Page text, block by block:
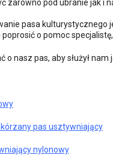
zarówno pod ubranie jak i
pasa kulturystycznego
o pomoc
nasz pas, aby służył
pas usztywniający
nylonowy